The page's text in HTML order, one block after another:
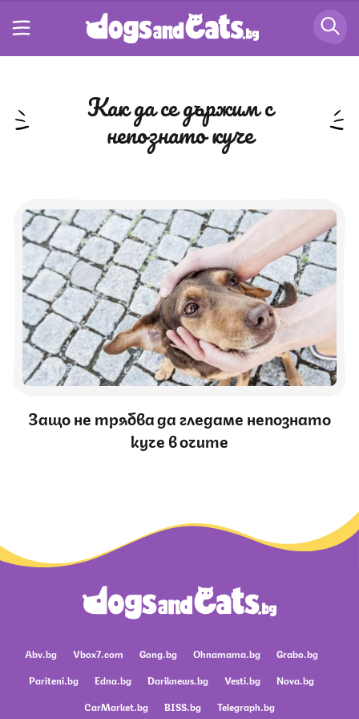
как да се държим с
непознато куче
Защо не трябва да гледаме непознато
куче в очите
Abv.bg Vbox7.com Gong.bg Ohnamama.bg
Grabo.bg
Pariteni.bg
Edna.bg Dariknews.bg Vesti.bg
Nova.bg
CarMarket.bg
BISS.bg Telegraph.bg